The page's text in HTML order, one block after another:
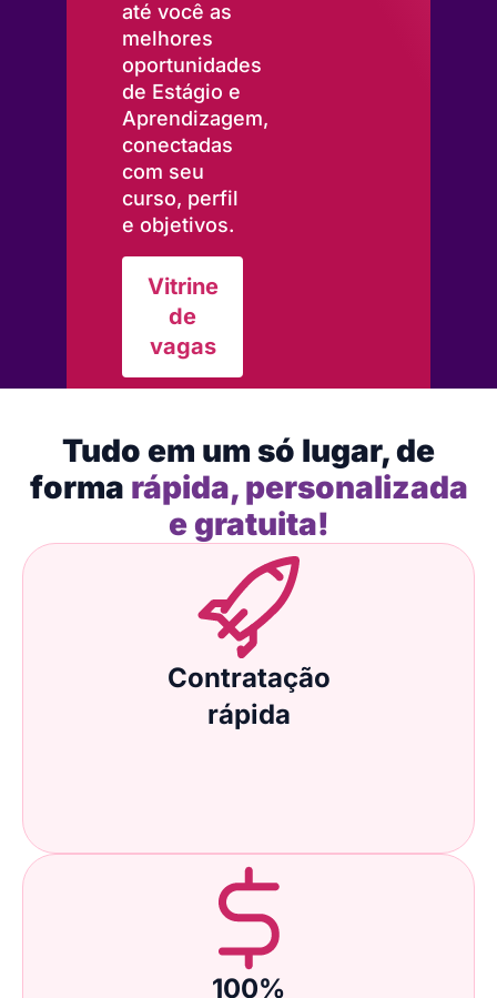
até você as
melhores
oportunidades
de Estágio e
Aprendizagem,
conectadas
com seu
curso, perfil
e objetivos.
Vitrine
de
vagas
Tudo em um só lugar, de
forma rápida, personalizada
e gratuita!
Contratação
rápida
100%